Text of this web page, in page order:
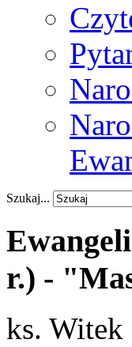
Szukaj...
r.) -
ks. Witek